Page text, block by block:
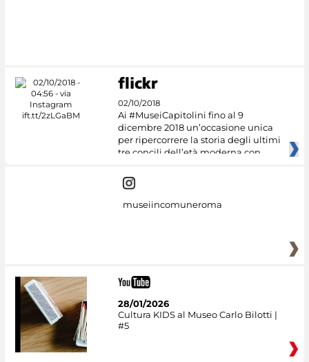
02/10/2018
Ai #MuseiCapitolini fino al 9
dicembre 2018 un’occasione unica
per ripercorrere la storia degli ultimi
tre concili dell’età moderna con
museiincomuneroma
28/01/2026
Cultura KIDS al Museo Carlo Bilotti |
#5